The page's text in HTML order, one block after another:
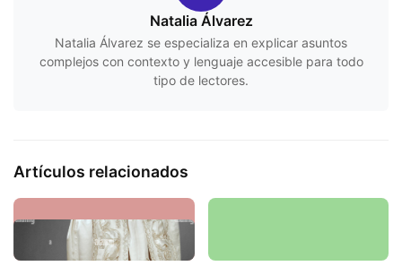
Natalia Álvarez
Natalia Álvarez se especializa en explicar asuntos
complejos con contexto y lenguaje accesible para todo
tipo de lectores.
Artículos relacionados